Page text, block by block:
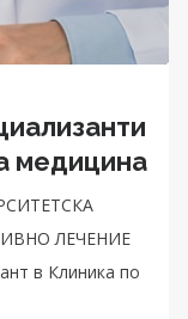
медицина
ЛЕЧЕНИЕ
в Клиника по